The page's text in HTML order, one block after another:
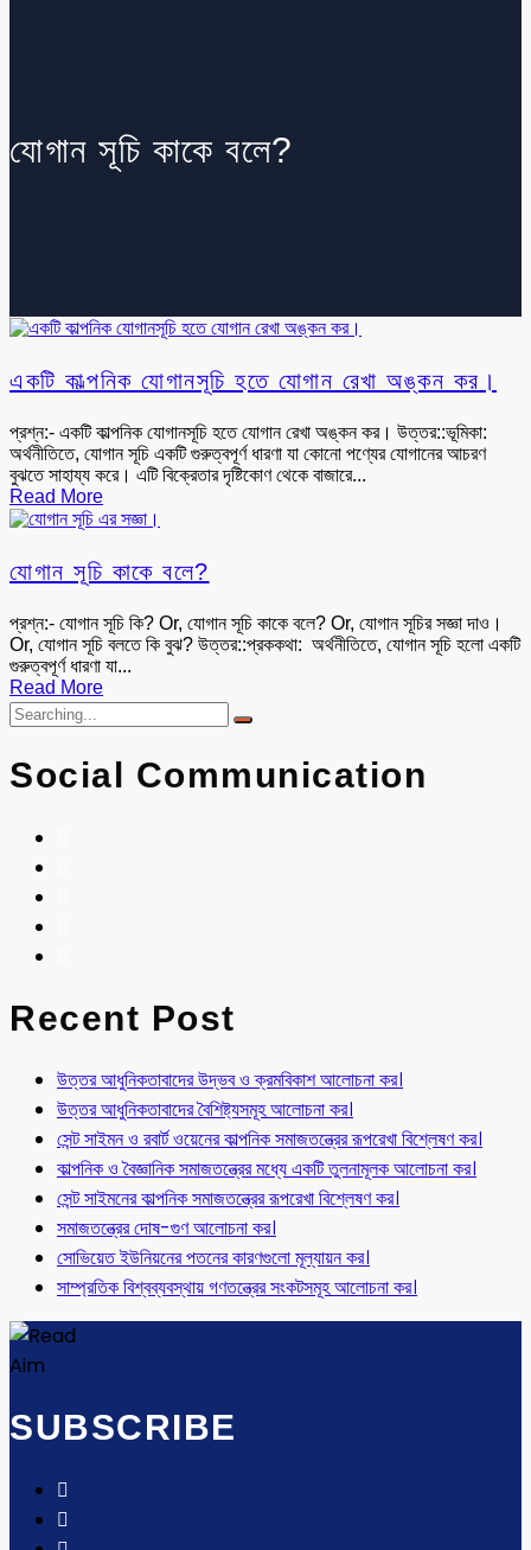
যোগান সূচি কাকে বলে?
একটি কাল্পনিক যোগানসূচি হতে যোগান রেখা অঙ্কন কর।
প্রশ্ন:- একটি কাল্পনিক যোগানসূচি হতে যোগান রেখা অঙ্কন কর। উত্তর::ভূমিকা:
অর্থনীতিতে, যোগান সূচি একটি গুরুত্বপূর্ণ ধারণা যা কোনো পণ্যের যোগানের আচরণ
বুঝতে সাহায্য করে। এটি বিক্রেতার দৃষ্টিকোণ থেকে বাজারে...
Read More
যোগান সূচি কাকে বলে?
প্রশ্ন:- যোগান সূচি কি? Or, যোগান সূচি কাকে বলে? Or, যোগান সূচির সজ্ঞা দাও।
Or, যোগান সূচি বলতে কি বুঝ? উত্তর::প্রককথা: অর্থনীতিতে, যোগান সূচি হলো একটি
গুরুত্বপূর্ণ ধারণা যা...
Read More
Social Communication
Recent Post
উত্তর আধুনিকতাবাদের উদ্ভব ও ক্রমবিকাশ আলোচনা কর।
উত্তর আধুনিকতাবাদের বৈশিষ্ট্যসমূহ আলোচনা কর।
সেন্ট সাইমন ও রবার্ট ওয়েনের কাল্পনিক সমাজতন্ত্রের রূপরেখা বিশ্লেষণ কর।
কাল্পনিক ও বৈজ্ঞানিক সমাজতন্ত্রের মধ্যে একটি তুলনামূলক আলোচনা কর।
সেন্ট সাইমনের কাল্পনিক সমাজতন্ত্রের রূপরেখা বিশ্লেষণ কর।
সমাজতন্ত্রের দোষ-গুণ আলোচনা কর।
সোভিয়েত ইউনিয়নের পতনের কারণগুলো মূল্যায়ন কর।
সাম্প্রতিক বিশ্বব্যবস্থায় গণতন্ত্রের সংকটসমূহ আলোচনা কর।
SUBSCRIBE